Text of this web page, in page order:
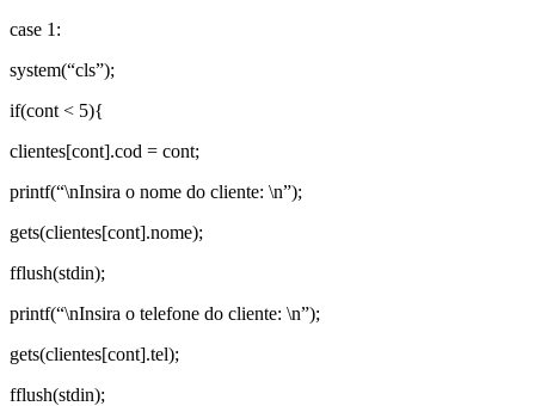
case 1:
system(“cls”);
if(cont < 5){
clientes[cont].cod = cont;
printf(“\nInsira o nome do cliente: \n”);
gets(clientes[cont].nome);
fflush(stdin);
printf(“\nInsira o telefone do cliente: \n”);
gets(clientes[cont].tel);
fflush(stdin);